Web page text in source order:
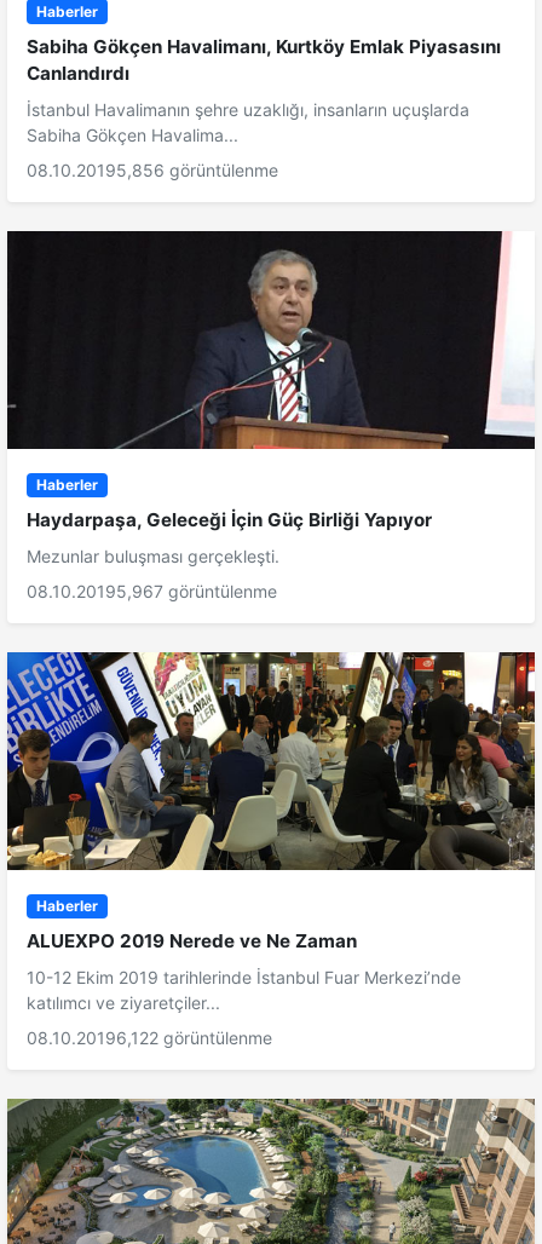
Haberler
Sabiha Gökçen Havalimanı, Kurtköy Emlak Piyasasını
Canlandırdı
İstanbul Havalimanın şehre uzaklığı, insanların uçuşlarda
Sabiha Gökçen Havalima...
08.10.20195,856 görüntülenme
Haberler
Haydarpaşa, Geleceği İçin Güç Birliği Yapıyor
Mezunlar buluşması gerçekleşti.
08.10.20195,967 görüntülenme
Haberler
ALUEXPO 2019 Nerede ve Ne Zaman
10-12 Ekim 2019 tarihlerinde İstanbul Fuar Merkezi’nde
katılımcı ve ziyaretçiler...
08.10.20196,122 görüntülenme